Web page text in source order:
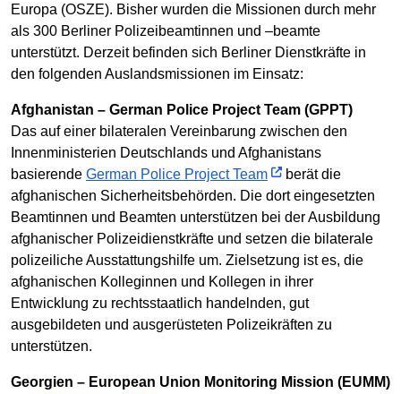
Europa (OSZE). Bisher wurden die Missionen durch mehr
als 300 Berliner Polizeibeamtinnen und –beamte
unterstützt. Derzeit befinden sich Berliner Dienstkräfte in
den folgenden Auslandsmissionen im Einsatz:
Afghanistan – German Police Project Team (GPPT)
Das auf einer bilateralen Vereinbarung zwischen den
Innenministerien Deutschlands und Afghanistans
basierende German Police Project Team
berät die
afghanischen Sicherheitsbehörden. Die dort eingesetzten
Beamtinnen und Beamten unterstützen bei der Ausbildung
afghanischer Polizeidienstkräfte und setzen die bilaterale
polizeiliche Ausstattungshilfe um. Zielsetzung ist es, die
afghanischen Kolleginnen und Kollegen in ihrer
Entwicklung zu rechtsstaatlich handelnden, gut
ausgebildeten und ausgerüsteten Polizeikräften zu
unterstützen.
Georgien – European Union Monitoring Mission (EUMM)